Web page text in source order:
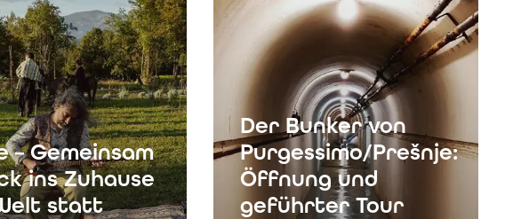
– Gemeinsam
ins Zuhause
statt
Der Bunker von
Purgessimo/Prešnje:
Öffnung und
geführter Tour